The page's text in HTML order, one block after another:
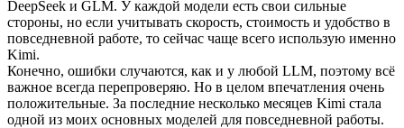
DeepSeek и GLM. У каждой модели есть свои сильные
стороны, но если учитывать скорость, стоимость и удобство в
повседневной работе, то сейчас чаще всего использую именно
Kimi.
Конечно, ошибки случаются, как и у любой LLM, поэтому всё
важное всегда перепроверяю. Но в целом впечатления очень
положительные. За последние несколько месяцев Kimi стала
одной из моих основных моделей для повседневной работы.